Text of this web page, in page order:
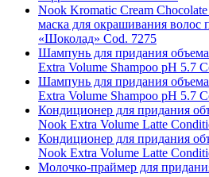
Nook Kromatic Cream
маска для окрашивания
«Шоколад» Cod. 7275
Шампунь для придания
Extra Volume Shampoo pH 5.7
Шампунь для придания
Extra Volume Shampoo pH 5.7
Кондиционер для придания
Nook Extra Volume Latte
Кондиционер для придания
Nook Extra Volume Latte
Молочко-праймер для